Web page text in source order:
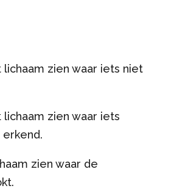
lichaam zien waar iets niet
lichaam zien waar iets
zien waar de